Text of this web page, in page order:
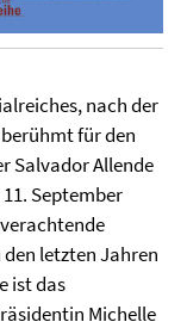
nach der
für den
Salvador Allende
September
letzten Jahren
ist das
Michelle